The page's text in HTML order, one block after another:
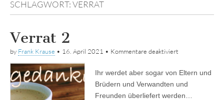
SCHLAGWORT:VERRAT
Verrat 2
by Frank Krause • 16. April 2021 • Kommentare deaktiviert
Ihr werdet aber sogar von Eltern und
Brüdern und Verwandten und
Freunden überliefert werden…